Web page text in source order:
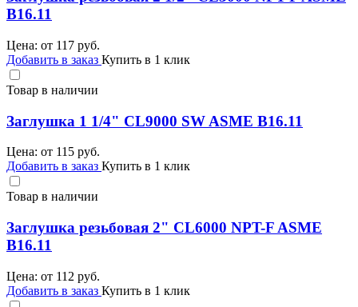
B16.11
Цена: от 117 руб.
Добавить в заказ Купить в 1 клик
Товар в наличии
Заглушка 1 1/4" CL9000 SW ASME B16.11
Цена: от 115 руб.
Добавить в заказ Купить в 1 клик
Товар в наличии
Заглушка резьбовая 2" CL6000 NPT-F ASME
B16.11
Цена: от 112 руб.
Добавить в заказ Купить в 1 клик